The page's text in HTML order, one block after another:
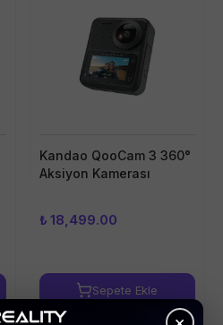
Kandao QooCam 3 360°
Aksiyon Kamerası
₺ 18,499.00
Sepete Ekle